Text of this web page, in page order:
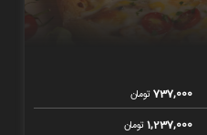
737,000تومان
1,237,000تومان